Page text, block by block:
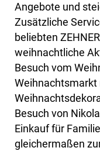
Angebote und
Zusätzliche
beliebten
weihnachtliche
Besuch vom
Besuch von
Einkauf für
gleichermaßen